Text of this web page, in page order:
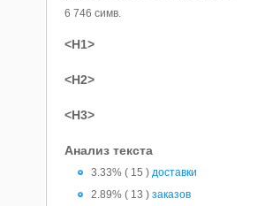
6 746 симв.
<H1>
<H2>
<H3>
Анализ текста
3.33% ( 15 ) доставки
2.89% ( 13 ) заказов